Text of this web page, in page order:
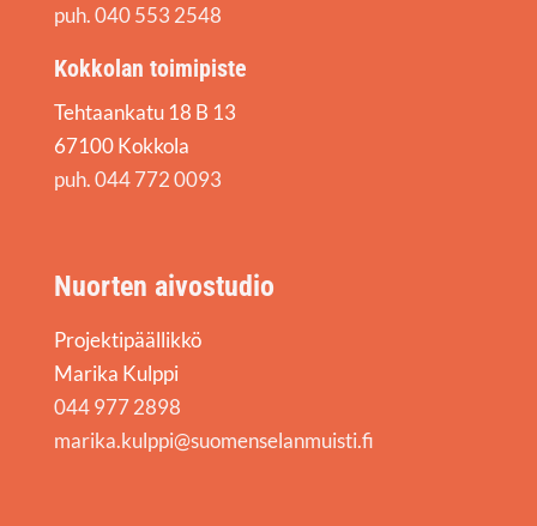
puh. 040 553 2548
Kokkolan toimipiste
Tehtaankatu 18 B 13
67100 Kokkola
puh. 044 772 0093
Nuorten aivostudio
Projektipäällikkö
Marika Kulppi
044 977 2898
marika.kulppi@suomenselanmuisti.fi